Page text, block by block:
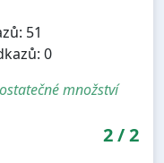
51
0
množství
2/2